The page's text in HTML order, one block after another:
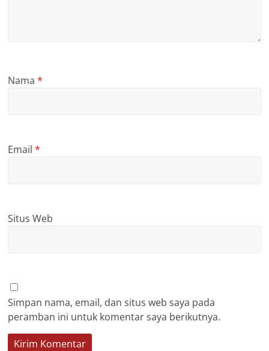
Nama*
Email*
Situs Web
Simpan nama, email, dan situs web saya pada
peramban ini untuk komentar saya berikutnya.